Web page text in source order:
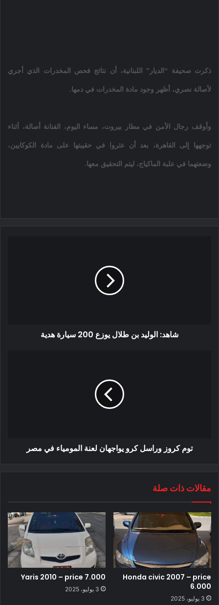
ذكرت صحيفة “الديار” اللبنانية، أن نتائج فحص المخدرات الذي أجري
لأصالة نصري، أظهر وجود مادة المخدرات في دمها.
وأوقف رجال الأمن في مطار بيروت، مساء اليوم، الفنانة أصالة، أثناء
توجهها إلى القاهرة، بعد أن عثروا في حقيبتها على مادة الكوكايين،
وضعتهما في علبة الماكياج، ليتم التحقيق معها.
شاهد: الوليد بن طلال يوزع 200 سيارة هدية
توم كروز وراسل كرو يواجهان لعنة المومياء في مصر
مقالات ذات صلة
Honda civic 2007 – price
6.000
3 يوليو، 2025
Yaris 2010 – price 7.000
3 يوليو، 2025